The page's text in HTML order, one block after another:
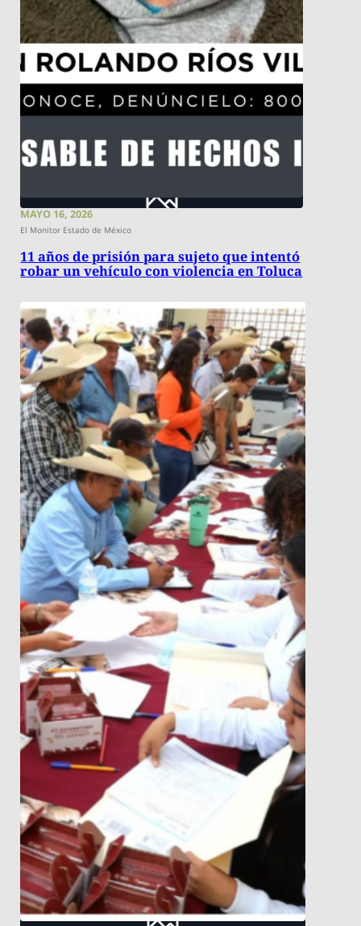
MAYO 16, 2026
El Monitor Estado de México
11 años de prisión para sujeto que intentó
robar un vehículo con violencia en Toluca